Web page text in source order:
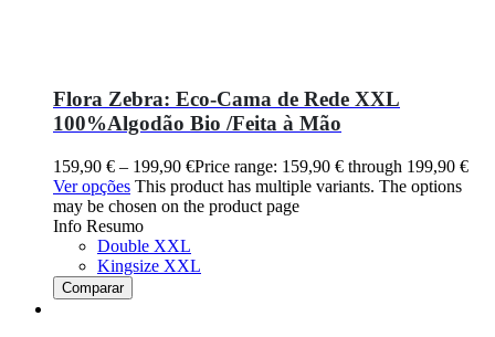
Flora Zebra: Eco-Cama de Rede XXL
100%Algodão Bio /Feita à Mão
159,90 € – 199,90 €Price range: 159,90 € through 199,90 €
Ver opções This product has multiple variants. The options
may be chosen on the product page
Info Resumo
Double XXL
Kingsize XXL
Comparar